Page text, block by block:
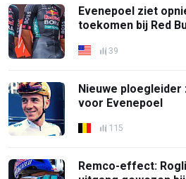
Evenepoel ziet
toekomen bij Red
39
Nieuwe
voor Evenepoel
115
Remco-effect: